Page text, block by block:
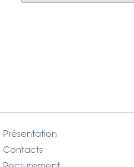
Présentation
Contacts